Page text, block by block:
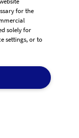
for the
solely for
settings, or to